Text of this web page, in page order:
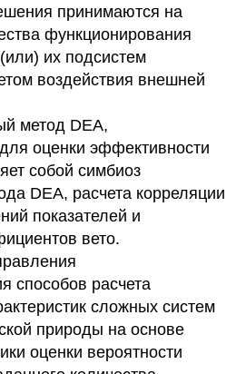
принимаются на
функционирования
их подсистем
воздействия внешней
метод DEA,
оценки эффективности
собой симбиоз
DEA, расчета корреляции
показателей и
вето.
способов расчета
сложных систем
природы на основе
оценки вероятности